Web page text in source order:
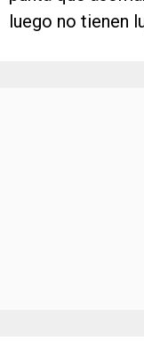
luego no tienen